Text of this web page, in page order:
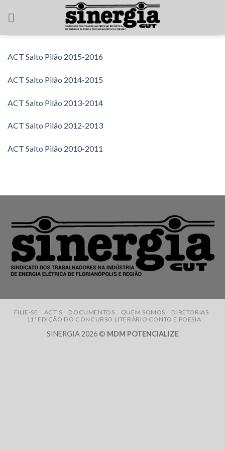
ACT Salto Pilão 2015-2016
ACT Salto Pilão 2014-2015
ACT Salto Pilão 2013-2014
ACT Salto Pilão 2012-2013
ACT Salto Pilão 2010-2011
FILIE-SE ACT’S DOCUMENTOS QUEM SOMOS
DIRETORIAS
11ª EDIÇÃO DO CONCURSO LITERÁRIO CONTO E POESIA
SINERGIA 2026 © MDM POTENCIALIZE